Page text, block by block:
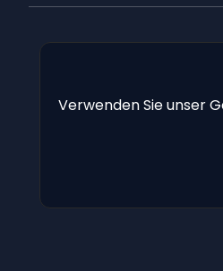
Verwenden Sie unser